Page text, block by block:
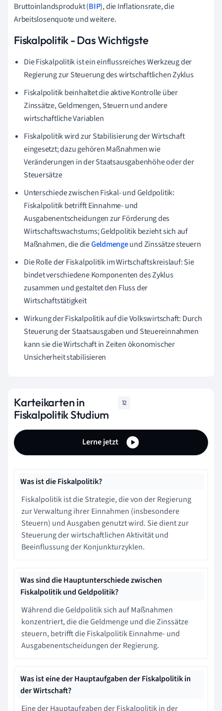
Bruttoinlandsprodukt (BIP), die Inflationsrate, die
Arbeitslosenquote und weitere.
Fiskalpolitik - Das Wichtigste
Die Fiskalpolitik ist ein einflussreiches Werkzeug der
Regierung zur Steuerung des wirtschaftlichen Zyklus
Fiskalpolitik beinhaltet die aktive Kontrolle über
Zinssätze, Geldmengen, Steuern und andere
wirtschaftliche Variablen
Fiskalpolitik wird zur Stabilisierung der Wirtschaft
eingesetzt; dazu gehören Maßnahmen wie
Veränderungen in der Staatsausgabenhöhe oder der
Steuersätze
Unterschiede zwischen Fiskal- und Geldpolitik:
Fiskalpolitik betrifft Einnahme- und
Ausgabenentscheidungen zur Förderung des
Wirtschaftswachstums; Geldpolitik bezieht sich auf
Maßnahmen, die dieGeldmengeund Zinssätze steuern
Die Rolle der Fiskalpolitik im Wirtschaftskreislauf: Sie
bindet verschiedene Komponenten des Zyklus
zusammen und gestaltet den Fluss der
Wirtschaftstätigkeit
Wirkung der Fiskalpolitik auf die Volkswirtschaft: Durch
Steuerung der Staatsausgaben und Steuereinnahmen
kann sie die Wirtschaft in Zeiten ökonomischer
Unsicherheit stabilisieren
Karteikarten in
Fiskalpolitik Studium
12
Lerne jetzt
Was ist die Fiskalpolitik?
Fiskalpolitik ist die Strategie, die von der Regierung
zur Verwaltung ihrer Einnahmen (insbesondere
Steuern) und Ausgaben genutzt wird. Sie dient zur
Steuerung der wirtschaftlichen Aktivität und
Beeinflussung der Konjunkturzyklen.
Was sind die Hauptunterschiede zwischen
Fiskalpolitik und Geldpolitik?
Während die Geldpolitik sich auf Maßnahmen
konzentriert, die die Geldmenge und die Zinssätze
steuern, betrifft die Fiskalpolitik Einnahme- und
Ausgabenentscheidungen der Regierung.
Was ist eine der Hauptaufgaben der Fiskalpolitik in
der Wirtschaft?
Eine der Hauptaufgaben der Fiskalpolitik in der